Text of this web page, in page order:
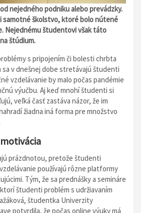
nejedného podniku alebo prevádzky.
samotné školstvo, ktoré bolo nútené
Nejednému študentovi však táto
štúdium.
s pripojením či bolesti chrbta
sa v dnešnej dobe stretávajú študenti
vzdelávanie by malo počas pandémie
výučbu. Aj keď mnohí študenti si
veľká časť zastáva názor, že im
žiadna iná forma pre množstvo
prázdnotou, pretože študenti
používajú rôzne platformy
Tým, že sa prednášky a semináre
študenti problém s udržiavaním
študentka Univerzity
potvrdila, že počas online výuky má